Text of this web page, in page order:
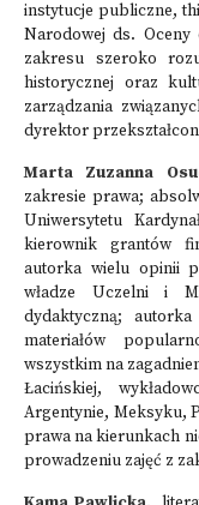
instytucje publiczne,
Narodowej ds.
zakresu szeroko
historycznej oraz
zarządzania
dyrektor
Marta Zuzanna
zakresie prawa;
Uniwersytetu
kierownik grantów
autorka wielu opinii
władze Uczelni i
dydaktyczną;
materiałów
wszystkim na
Łacińskiej,
Argentynie, Meksyku,
prawa na kierunkach
prowadzeniu zajęć z